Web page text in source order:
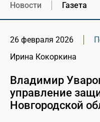
Новости Газета
26 февраля 2026
Ирина Кокоркина
Владимир
управление
Новгородской